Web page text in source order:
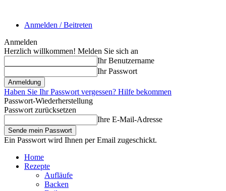
Anmelden / Beitreten
Anmelden
Herzlich willkommen! Melden Sie sich an
Ihr Benutzername
Ihr Passwort
Haben Sie Ihr Passwort vergessen? Hilfe bekommen
Passwort-Wiederherstellung
Passwort zurücksetzen
Ihre E-Mail-Adresse
Ein Passwort wird Ihnen per Email zugeschickt.
Home
Rezepte
Aufläufe
Backen